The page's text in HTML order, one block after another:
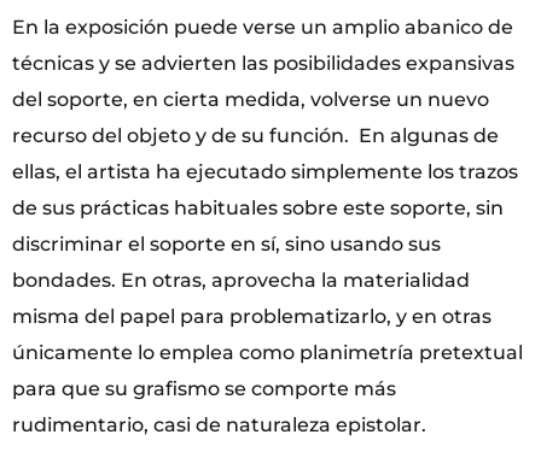
En la exposición puede verse un amplio abanico de
técnicas y se advierten las posibilidades expansivas
del soporte, en cierta medida, volverse un nuevo
recurso del objeto y de su función. En algunas de
ellas, el artista ha ejecutado simplemente los trazos
de sus prácticas habituales sobre este soporte, sin
discriminar el soporte en sí, sino usando sus
bondades. En otras, aprovecha la materialidad
misma del papel para problematizarlo, y en otras
únicamente lo emplea como planimetría pretextual
para que su grafismo se comporte más
rudimentario, casi de naturaleza epistolar.